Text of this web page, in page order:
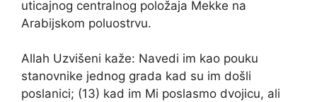
uticajnog centralnog položaja Mekke na
Arabijskom poluostrvu.
Allah Uzvišeni kaže: Navedi im kao pouku
stanovnike jednog grada kad su im došli
poslanici; (13) kad im Mi poslasmo dvojicu, ali